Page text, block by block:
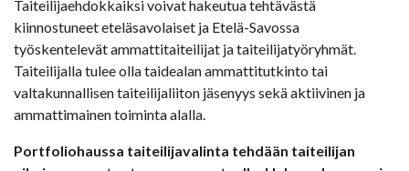
Taiteilijaehdokkaiksi voivat hakeutua tehtävästä
kiinnostuneet eteläsavolaiset ja Etelä-Savossa
työskentelevät ammattitaiteilijat ja taiteilijatyöryhmät.
Taiteilijalla tulee olla taidealan ammattitutkinto tai
valtakunnallisen taiteilijaliiton jäsenyys sekä aktiivinen ja
ammattimainen toiminta alalla.
Portfoliohaussa taiteilijavalinta tehdään taiteilijan